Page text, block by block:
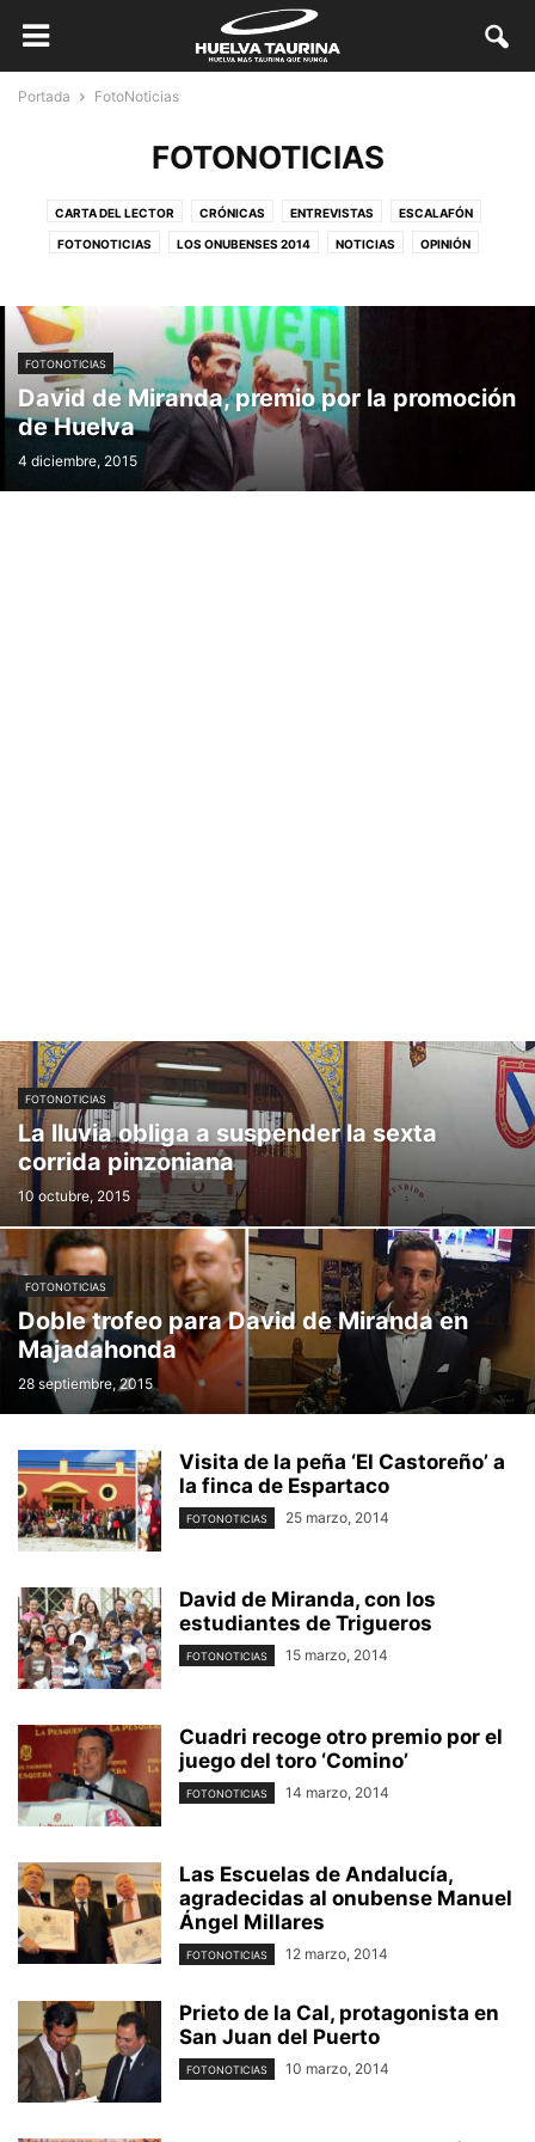
Portada FotoNoticias
FOTONOTICIAS
CARTA DEL LECTOR CRÓNICAS ENTREVISTAS ESCALAFÓN
FOTONOTICIAS LOS ONUBENSES 2014 NOTICIAS OPINIÓN
FOTONOTICIAS
David de Miranda, premio por la promoción
de Huelva
4 diciembre, 2015
FOTONOTICIAS
La lluvia obliga a suspender la sexta
corrida pinzoniana
10 octubre, 2015
FOTONOTICIAS
Doble trofeo para David de Miranda en
Majadahonda
28 septiembre, 2015
Visita de la peña ‘El Castoreño’ a
la finca de Espartaco
FOTONOTICIAS 25 marzo, 2014
David de Miranda, con los
estudiantes de Trigueros
FOTONOTICIAS 15 marzo, 2014
Cuadri recoge otro premio por el
juego del toro ‘Comino’
FOTONOTICIAS 14 marzo, 2014
Las Escuelas de Andalucía,
agradecidas al onubense Manuel
Ángel Millares
FOTONOTICIAS 12 marzo, 2014
Prieto de la Cal, protagonista en
San Juan del Puerto
FOTONOTICIAS 10 marzo, 2014